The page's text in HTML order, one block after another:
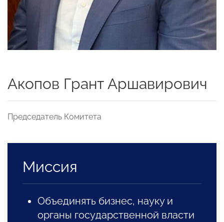
Акопов Грант Аршавирович
Председатель Комитета
Миссия
Объединять бизнес, науку и
органы государственной власти